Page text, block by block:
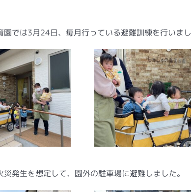
園では3月24日、毎月行っている避難訓練を行いまし
発生を想定して、園外の駐車場に避難しました。